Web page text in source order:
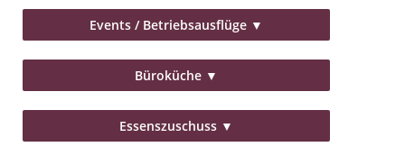
Events / Betriebsausflüge ▼
Büroküche ▼
Essenszuschuss ▼